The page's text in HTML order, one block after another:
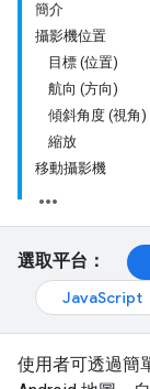
簡介
攝影機位置
目標 (位置)
航向 (方向)
傾斜角度 (視角)
縮放
移動攝影機
選取平台：
JavaScript
使用者可透過簡